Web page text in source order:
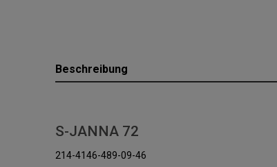
Beschreibung
S-JANNA 72
214-4146-489-09-46